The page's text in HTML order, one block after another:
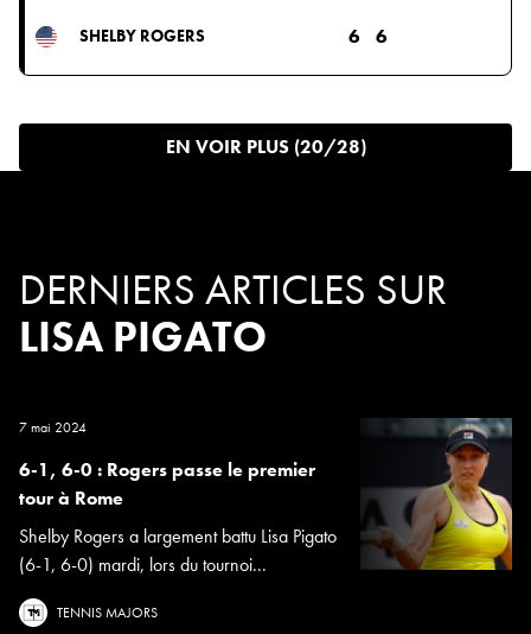
SHELBY ROGERS 6 6
EN VOIR PLUS (20/28)
DERNIERS ARTICLES SUR
LISA PIGATO
7 mai 2024
6-1, 6-0 : Rogers passe le premier
tour à Rome
Shelby Rogers a largement battu Lisa Pigato
(6-1, 6-0) mardi, lors du tournoi...
TENNIS MAJORS